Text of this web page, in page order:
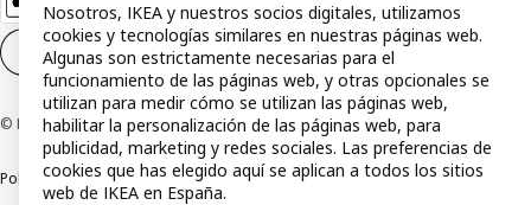
Configuración de cookies ES
© Inter IKEA Systems B.V 1999-2026
Política de privacidadPolítica de cookiesTérminos y condiciones
Nosotros, IKEA y nuestros socios digitales, utilizamos
cookies y tecnologías similares en nuestras páginas web.
Algunas son estrictamente necesarias para el
funcionamiento de las páginas web, y otras opcionales se
utilizan para medir cómo se utilizan las páginas web,
habilitar la personalización de las páginas web, para
publicidad, marketing y redes sociales. Las preferencias de
cookies que has elegido aquí se aplican a todos los sitios
web de IKEA en España.